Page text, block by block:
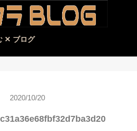
✕ ブログ
2020/10/20